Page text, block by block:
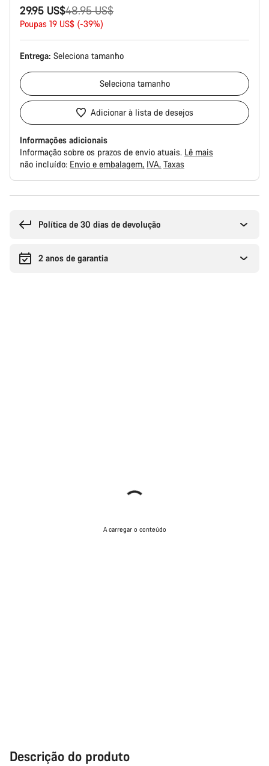
29.95 US$
Preço
Original
48.95 US$
Poupas 19 US$ (-39%)
Entrega: Seleciona tamanho
Seleciona tamanho
Adicionar à lista de desejos
Informações adicionais
Informação sobre os prazos de envio atuais. Lê mais
não incluído: Envio e embalagem IVA Taxas
compra
Política de 30 dias de devolução
2 anos de garantia
A carregar o conteúdo
Descrição do produto